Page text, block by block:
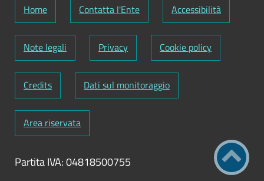
Home Contatta l'Ente Accessibilità
Note legali Privacy Cookie policy
Credits Dati sul monitoraggio
Area riservata
Partita IVA: 04818500755